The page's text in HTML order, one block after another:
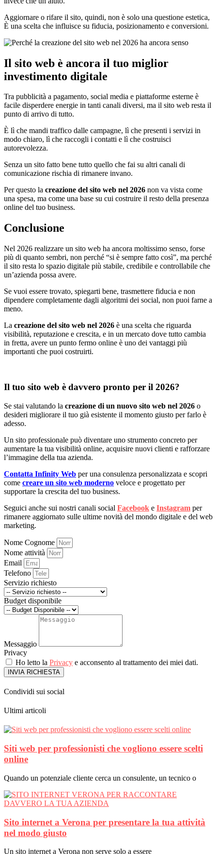
Aggiornare o rifare il sito, quindi, non è solo una questione estetica,
È una scelta che influisce su fiducia, posizionamento e conversioni.
Il sito web è ancora il tuo miglior
investimento digitale
Tra pubblicità a pagamento, social media e piattaforme esterne è
facile disperdere energie in tanti canali diversi, ma il sito web resta il
punto di arrivo di tutto.
È lì che mandi traffico dalle campagne, lì che presenti i servizi in
modo chiaro, lì che raccogli i contatti e lì che costruisci
autorevolezza.
Senza un sito fatto bene tutto quello che fai su altri canali di
comunicazione rischia di rimanere invano.
Per questo la creazione del sito web nel 2026 non va vista come
una spesa, ma come una base su cui costruire il resto della presenza
online del tuo business.
Conclusione
Nel 2026 realizzare un sito web ha ancora moltissimo senso, forse
più di quanto sembri, non perché “si è sempre fatto così”, ma perché
il sito resta lo spazio digitale più stabile, credibile e controllabile che
un’azienda possa avere.
Se vuoi essere trovato, spiegarti bene, trasmettere fiducia e non
dipendere completamente dagli algoritmi dei social, non puoi farne a
meno.
La creazione del sito web nel 2026 è una scelta che riguarda
visibilità, reputazione e crescita, e in un mercato dove tutto cambia
in fretta, avere un punto fermo online è uno dei vantaggi più
importanti che puoi costruirti.
Il tuo sito web è davvero pronto per il 2026?
Se stai valutando la creazione di un nuovo sito web nel 2026 o
desideri migliorare il tuo già esistente il momento giusto per farlo è
adesso.
Un sito professionale può diventare uno strumento concreto per
aumentare la tua visibilità online, acquisire nuovi clienti e rafforzare
l’immagine della tua azienda.
Contatta Infinity Web per una consulenza personalizzata e scopri
come creare un sito web moderno veloce e progettato per
supportare la crescita del tuo business.
Seguici anche sui nostri canali social Facebook e Instagram per
rimanere aggiornato sulle ultime novità del mondo digitale e del web
marketing.
Nome Cognome
Nome attività
Email
Telefono
Servizio richiesto
Budget disponibile
Messaggio
Privacy
Ho letto la Privacy e acconsento al trattamento dei miei dati.
INVIA RICHIESTA
Condividi sui social
Ultimi articoli
Siti web per professionisti che vogliono essere scelti
online
Quando un potenziale cliente cerca un consulente, un tecnico o
Sito internet a Verona per presentare la tua attività
nel modo giusto
Un sito internet a Verona non serve solo a essere